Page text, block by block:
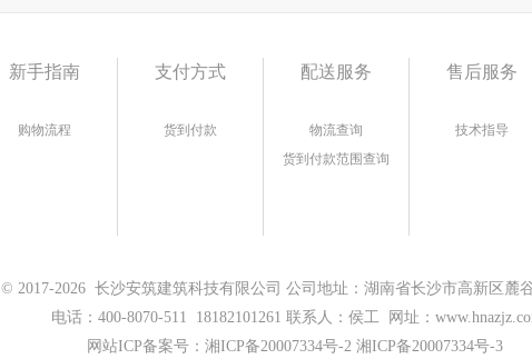
新手指南
购物流程
支付方式
货到付款
配送服务
物流查询
货到付款范围查询
售后服务
技术指导
© 2017-2026 长沙安筑建筑科技有限公司 公司地址：湖南省长沙市高新区麓
电话：400-8070-511 18182101261 联系人：侯工 网址：
网站ICP备案号： 湘ICP备20007334号-2 湘ICP备20007334号-3